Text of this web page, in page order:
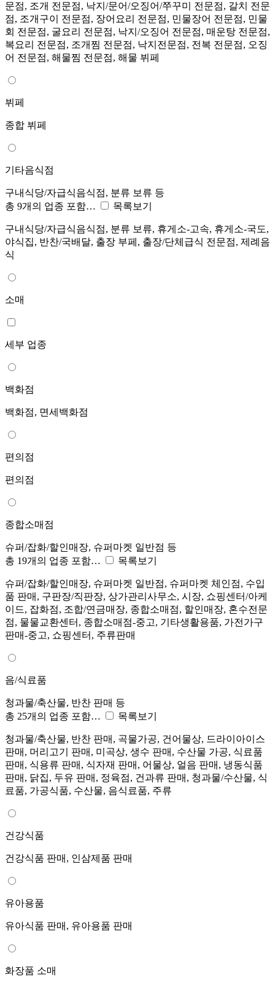
문점, 조개 전문점, 낙지/문어/오징어/쭈꾸미 전문점, 갈치 전문
점, 조개구이 전문점, 장어요리 전문점, 민물장어 전문점, 민물
회 전문점, 굴요리 전문점, 낙지/오징어 전문점, 매운탕 전문점,
복요리 전문점, 조개찜 전문점, 낙지전문점, 전복 전문점, 오징
어 전문점, 해물찜 전문점, 해물 뷔페
뷔페
종합 뷔페
기타음식점
구내식당/자급식음식점, 분류 보류 등
총 9개의 업종 포함…
목록보기
구내식당/자급식음식점, 분류 보류, 휴게소-고속, 휴게소-국도,
야식집, 반찬/국배달, 출장 부페, 출장/단체급식 전문점, 제례음
식
소매
세부 업종
백화점
백화점, 면세백화점
편의점
편의점
종합소매점
슈퍼/잡화/할인매장, 슈퍼마켓 일반점 등
총 19개의 업종 포함…
목록보기
슈퍼/잡화/할인매장, 슈퍼마켓 일반점, 슈퍼마켓 체인점, 수입
품 판매, 구판장/직판장, 상가관리사무소, 시장, 쇼핑센터/아케
이드, 잡화점, 조합/연금매장, 종합소매점, 할인매장, 혼수전문
점, 물물교환센터, 종합소매점-중고, 기타생활용품, 가전가구
판매-중고, 쇼핑센터, 주류판매
음/식료품
청과물/축산물, 반찬 판매 등
총 25개의 업종 포함…
목록보기
청과물/축산물, 반찬 판매, 곡물가공, 건어물상, 드라이아이스
판매, 머리고기 판매, 미곡상, 생수 판매, 수산물 가공, 식료품
판매, 식용류 판매, 식자재 판매, 어물상, 얼음 판매, 냉동식품
판매, 닭집, 두유 판매, 정육점, 건과류 판매, 청과물/수산물, 식
료품, 가공식품, 수산물, 음식료품, 주류
건강식품
건강식품 판매, 인삼제품 판매
유아용품
유아식품 판매, 유아용품 판매
화장품 소매